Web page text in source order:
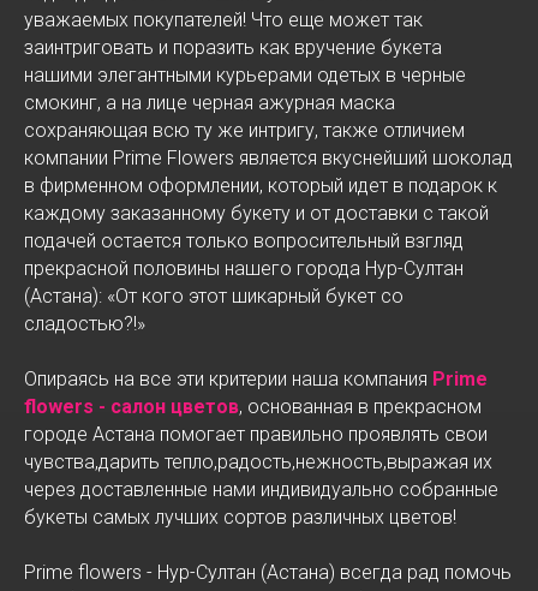
уважаемых покупателей! Что еще может так
заинтриговать и поразить как вручение букета
нашими элегантными курьерами одетых в черные
смокинг, а на лице черная ажурная маска
сохраняющая всю ту же интригу, также отличием
компании Prime Flowers является вкуснейший шоколад
в фирменном оформлении, который идет в подарок к
каждому заказанному букету и от доставки с такой
подачей остается только вопросительный взгляд
прекрасной половины нашего города Нур-Султан
(Астана): «От кого этот шикарный букет со
сладостью?!»
Опираясь на все эти критерии наша компания Prime
flowers - салон цветов, основанная в прекрасном
городе Астана помогает правильно проявлять свои
чувства,дарить тепло,радость,нежность,выражая их
через доставленные нами индивидуально собранные
букеты самых лучших сортов различных цветов!
Prime flowers - Нур-Султан (Астана) всегда рад помочь